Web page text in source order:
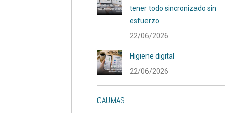
tener todo sincronizado sin
esfuerzo
22/06/2026
Higiene digital
22/06/2026
CAUMAS